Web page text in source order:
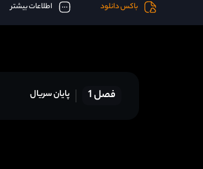
باکس دانلود اطلاعات بیشتر
فصل 1 پایان سریال